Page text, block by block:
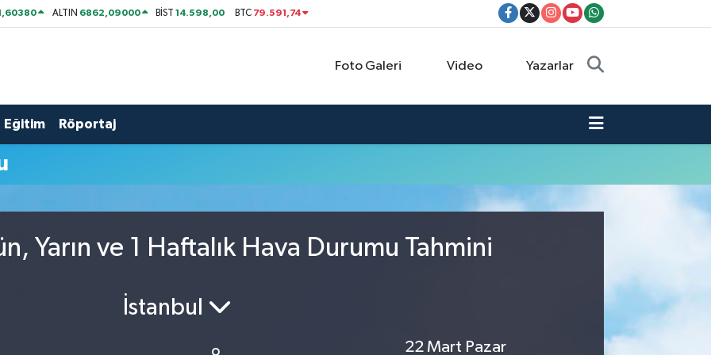
ALTIN 6862,09000 BİST14.598,00 BTC 79.591,74
Foto Galeri Video Yazarlar
Eğitim Röportaj
Yarın ve 1 Haftalık Hava Durumu Tahmini
İstanbul
22 Mart Pazar